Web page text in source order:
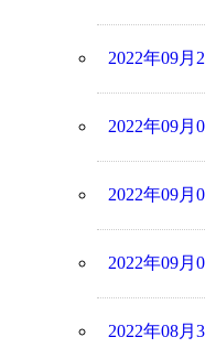
2022年09月
2022年09月
2022年09月
2022年09月
2022年08月